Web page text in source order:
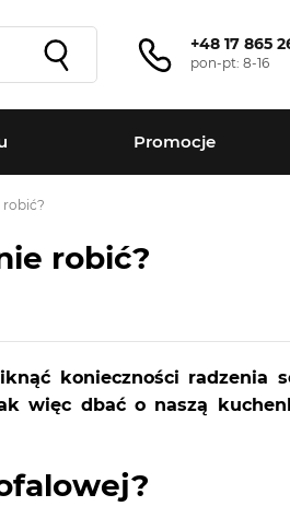
+48 17 865
pon-pt: 8-16
Promocje
robić?
robić?
konieczności radzenia
więc dbać o naszą